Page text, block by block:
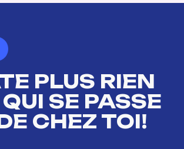
PLUS RIEN
SE PASSE
CHEZ TOI!